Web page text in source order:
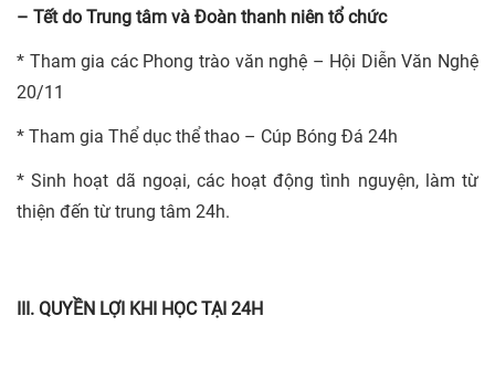
– Tết do Trung tâm và Đoàn thanh niên tổ chức
* Tham gia các Phong trào văn nghệ – Hội Diễn Văn Nghệ
20/11
* Tham gia Thể dục thể thao – Cúp Bóng Đá 24h
* Sinh hoạt dã ngoại, các hoạt động tình nguyện, làm từ
thiện đến từ trung tâm 24h.
III. QUYỀN LỢI KHI HỌC TẠI 24H